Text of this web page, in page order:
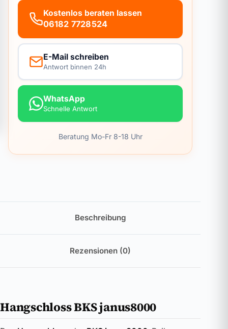
Kostenlos beraten lassen
06182 7728524
E-Mail schreiben
Antwort binnen 24h
WhatsApp
Schnelle Antwort
Beratung Mo-Fr 8-18 Uhr
Beschreibung
Rezensionen (0)
Hangschloss BKS janus8000